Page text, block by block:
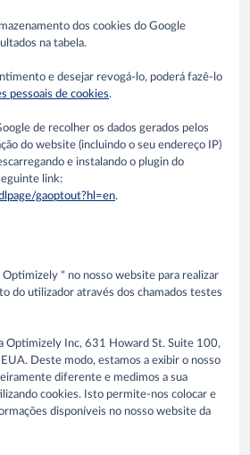
dos cookies do Google
na tabela.
e desejar revogá-lo, poderá fazê-lo
pessoais de cookies.
de recolher os dados gerados pelos
do website (incluindo o seu endereço IP)
e instalando o plugin do
link:
gaoptout?hl=en.
" no nosso website para realizar
do utilizador através dos chamados testes
Optimizely Inc, 631 Howard St. Suite 100,
Deste modo, estamos a exibir o nosso
diferente e medimos a sua
cookies. Isto permite-nos colocar e
disponíveis no nosso website da